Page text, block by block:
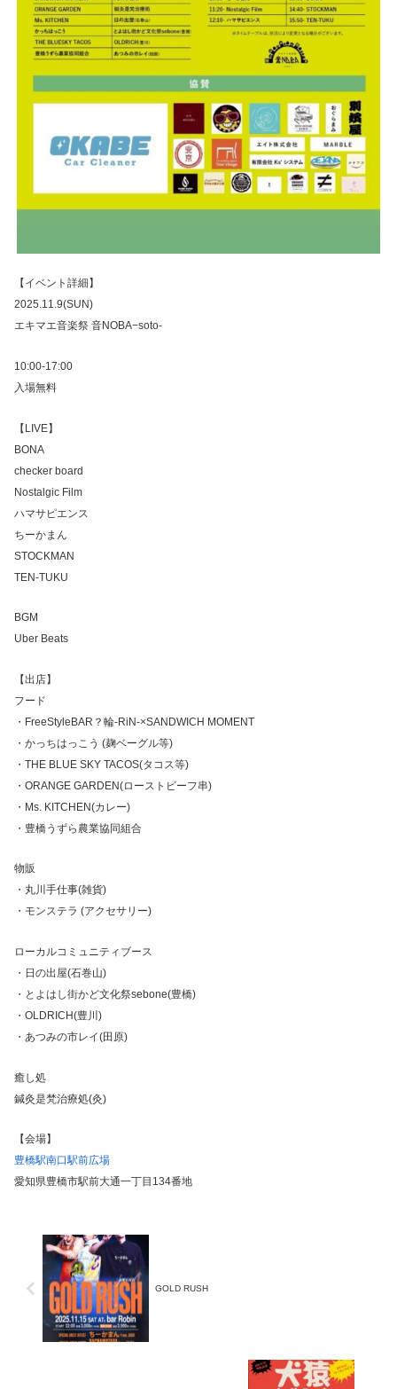
【イベント詳細】
2025.11.9(SUN)
エキマエ音楽祭 音NOBA−soto-
10:00-17:00
入場無料
【LIVE】
BONA
checker board
Nostalgic Film
ハマサピエンス
ちーかまん
STOCKMAN
TEN-TUKU
BGM
Uber Beats
【出店】
フード
・FreeStyleBAR？輪-RiN-×SANDWICH MOMENT
・かっちはっこう (麹ベーグル等)
・THE BLUE SKY TACOS(タコス等)
・ORANGE GARDEN(ローストビーフ串)
・Ms. KITCHEN(カレー)
・豊橋うずら農業協同組合
物販
・丸川手仕事(雑貨)
・モンステラ (アクセサリー)
ローカルコミュニティブース
・日の出屋(石巻山)
・とよはし街かど文化祭sebone(豊橋)
・OLDRICH(豊川)
・あつみの市レイ(田原)
癒し処
鍼灸是梵治療処(灸)
【会場】
豊橋駅南口駅前広場
愛知県豊橋市駅前大通一丁目134番地
GOLD RUSH